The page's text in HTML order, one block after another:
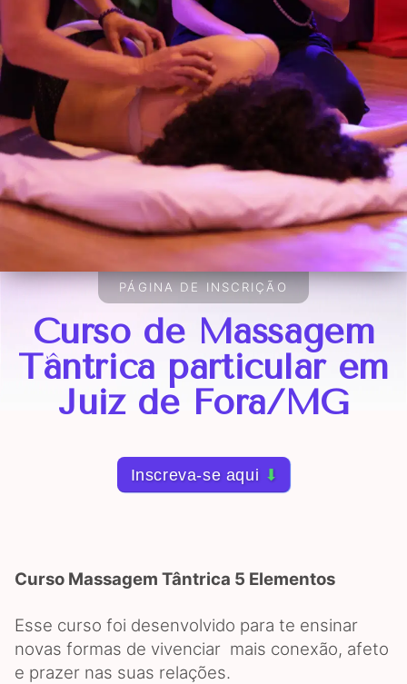
PÁGINA DE INSCRIÇÃO
Curso de Massagem
Tântrica particular em
Juiz de Fora/MG
Inscreva-se aqui ⬇
Curso Massagem Tântrica 5 Elementos
Esse curso foi desenvolvido para te ensinar
novas formas de vivenciar mais conexão, afeto
e prazer nas suas relações.